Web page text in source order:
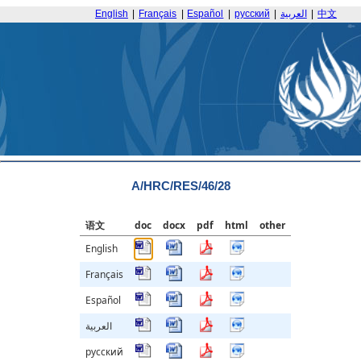
English Français Español русский العربية 中文
A/HRC/RES/46/28
语文 doc docx pdf html
other
English
Français
Español
العربية
русский